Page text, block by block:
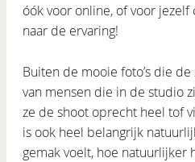
óók voor online, of voor
naar de ervaring!
Buiten de mooie foto’s die
van mensen die in de studio
ze de shoot oprecht heel tof
is ook heel belangrijk
gemak voelt, hoe natuurlijker